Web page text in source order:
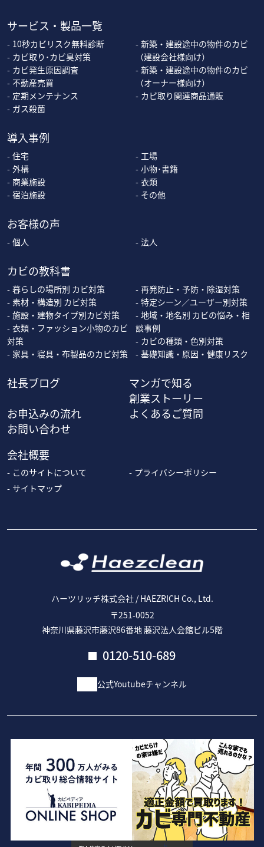
ハーツリッチ株式会社 / HAEZRICH Co., Ltd.
〒251-0052
神奈川県藤沢市藤沢86番地 藤沢法人会館ビル5階
0120-510-689
公式Youtubeチャンネル
サービス・製品一覧
10秒カビリスク無料診断
カビ取り･カビ臭対策
カビ発生原因調査
不動産売買
定期メンテナンス
ガス殺菌
新築・建設途中の物件のカビ
（建設会社様向け）
新築・建設途中の物件のカビ
（オーナー様向け）
カビ取り関連商品通販
お客様の声
個人 法人
導入事例
住宅
外構
商業施設
宿泊施設
工場
小物･書籍
衣類
その他
カビの教科書
暮らしの場所別 カビ対策
素材・構造別 カビ対策
施設・建物タイプ別カビ対策
衣類・ファッション小物のカビ
対策
家具・寝具・布製品のカビ対策
再発防止・予防・除湿対策
特定シーン／ユーザー別対策
地域・地名別 カビの悩み・相
談事例
カビの種類・色別対策
基礎知識・原因・健康リスク
社長ブログ
マンガで知る
創業ストーリー
お申込みの流れ
よくあるご質問
お問い合わせ
会社概要
このサイトについて
プライバシーポリシー
サイトマップ